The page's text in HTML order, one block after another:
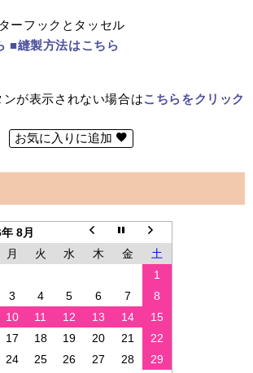
ーフックとタッセル
■縫製方法はこちら
が表示されない場合はこちらをクリック
お気に入りに追加
8月
月 火 水 木 金
土
1
3 4 5 6 7
8
10 11 12 13 14
15
17 18 19 20 21
22
24 25 26 27 28
29